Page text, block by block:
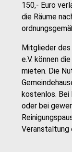
150,- Euro
die Räume
Mitglieder des
e.V. können
mieten. Die
kostenlos. Bei
oder bei
Veranstaltung